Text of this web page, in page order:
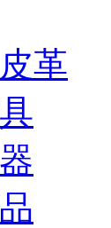
革